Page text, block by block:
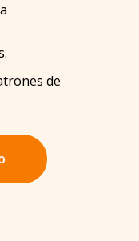
de